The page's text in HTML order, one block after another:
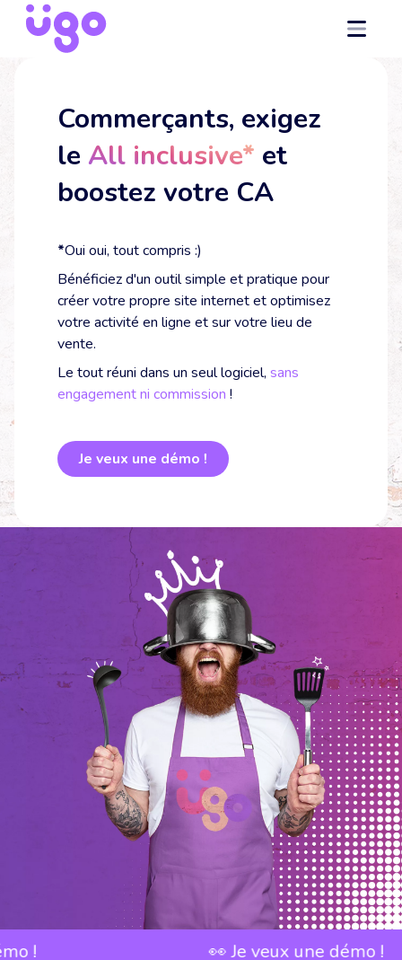
Commerçants, exigez
le All inclusive* et
boostez votre CA
*Oui oui, tout compris :)
Bénéficiez d'un outil simple et pratique pour
créer votre propre site internet et optimisez
votre activité en ligne et sur votre lieu de
vente.
Le tout réuni dans un seul logiciel, sans
engagement ni commission !
Je veux une démo !
👀 Je veux une démo !